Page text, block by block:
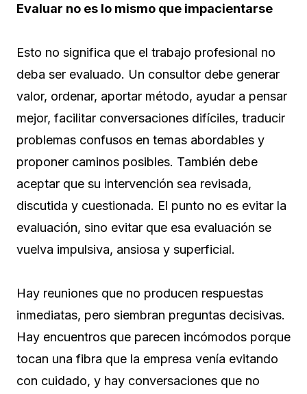
Evaluar no es lo mismo que impacientarse
Esto no significa que el trabajo profesional no
deba ser evaluado. Un consultor debe generar
valor, ordenar, aportar método, ayudar a pensar
mejor, facilitar conversaciones difíciles, traducir
problemas confusos en temas abordables y
proponer caminos posibles. También debe
aceptar que su intervención sea revisada,
discutida y cuestionada. El punto no es evitar la
evaluación, sino evitar que esa evaluación se
vuelva impulsiva, ansiosa y superficial.
Hay reuniones que no producen respuestas
inmediatas, pero siembran preguntas decisivas.
Hay encuentros que parecen incómodos porque
tocan una fibra que la empresa venía evitando
con cuidado, y hay conversaciones que no